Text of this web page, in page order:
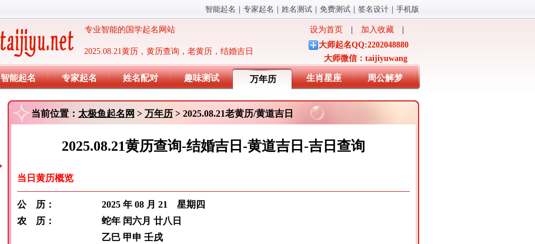
智能起名 ｜ 专家起名 ｜ 姓名测试 ｜ 免费测试 ｜ 签名设计 ｜ 手机版
2025.08.21黄历，黄历查询，老黄历，结婚吉日
专业智能的国学起名网站 设为首页 加入收藏
大师起名QQ:2202048880
大师微信：taijiyuwang
智能起名 专家起名 姓名配对 趣味测试 万年历 生肖星座 周公解梦
当前位置： 太极鱼起名网 > 万年历 > 2025.08.21老黄历/黄道吉日
2025.08.21黄历查询-结婚吉日-黄道吉日-吉日查询
当日黄历概览
公 历：
2025 年 08 月 21 星期四
农 历：
蛇年 闰六月 廿八日
乙巳 甲申 壬戌